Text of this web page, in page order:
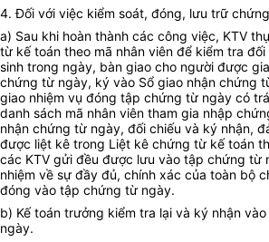
4. Đối với việc kiểm soát, đóng, lưu trữ
a) Sau khi hoàn thành các công việc, KTV
từ kế toán theo mã nhân viên để kiểm tra
sinh trong ngày, bàn giao cho người được
chứng từ ngày, ký vào Sổ giao nhận chứng
giao nhiệm vụ đóng tập chứng từ ngày có
danh sách mã nhân viên tham gia nhập
nhận chứng từ ngày, đối chiếu và ký nhận,
được liệt kê trong Liệt kê chứng từ kế toán
các KTV gửi đều được lưu vào tập chứng từ
nhiệm về sự đầy đủ, chính xác của toàn bộ
đóng vào tập chứng từ ngày.
b) Kế toán trưởng kiểm tra lại và ký nhận
ngày.